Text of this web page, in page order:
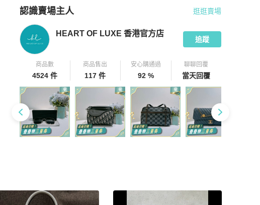
認識賣場主人
PopChill 拍拍圈嚴選賣家 HEART OF LUXE 香港官方店 介紹
逛逛賣場
HEART OF LUXE 香港官方店
追蹤
商品數
4524 件
商品售出
117 件
安心購通過
92 %
聊聊回覆
當天回覆